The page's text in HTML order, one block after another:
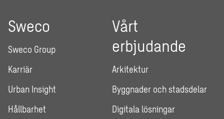
Sweco
Sweco Group
Karriär
Urban Insight
Hållbarhet
Vårt
erbjudande
Arkitektur
Byggnader och stadsdelar
Digitala lösningar